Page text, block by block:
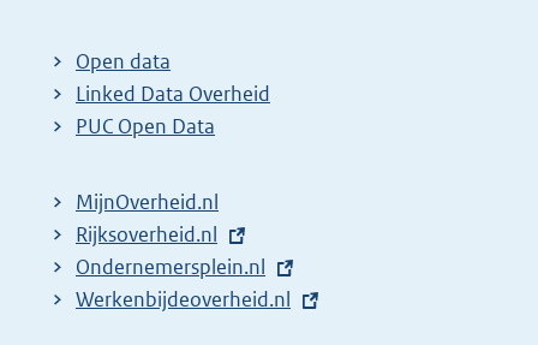
t
e
r
l
i
n
k
Open data
Linked Data Overheid
PUC Open Data
MijnOverheid.nl
E
x
t
Rijksoverheid.nl
E
x
Ondernemersplein.nl
E
Werkenbijdeoverheid.nl